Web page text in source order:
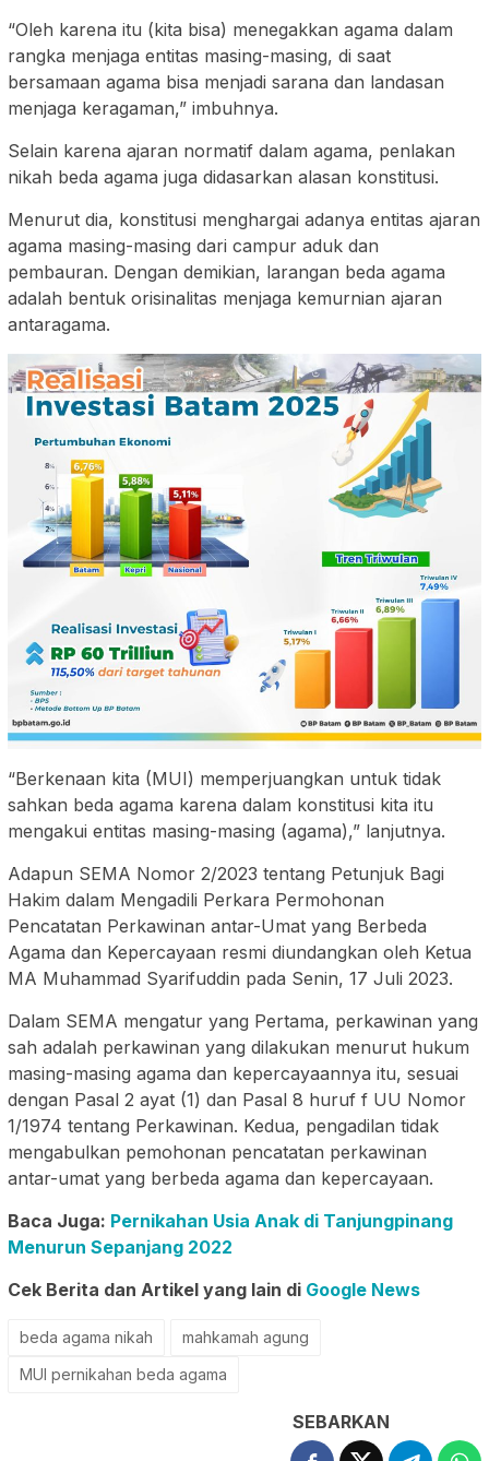
“Oleh karena itu (kita bisa) menegakkan agama dalam
rangka menjaga entitas masing-masing, di saat
bersamaan agama bisa menjadi sarana dan landasan
menjaga keragaman,” imbuhnya.
Selain karena ajaran normatif dalam agama, penlakan
nikah beda agama juga didasarkan alasan konstitusi.
Menurut dia, konstitusi menghargai adanya entitas ajaran
agama masing-masing dari campur aduk dan
pembauran. Dengan demikian, larangan beda agama
adalah bentuk orisinalitas menjaga kemurnian ajaran
antaragama.
“Berkenaan kita (MUI) memperjuangkan untuk tidak
sahkan beda agama karena dalam konstitusi kita itu
mengakui entitas masing-masing (agama),” lanjutnya.
Adapun SEMA Nomor 2/2023 tentang Petunjuk Bagi
Hakim dalam Mengadili Perkara Permohonan
Pencatatan Perkawinan antar-Umat yang Berbeda
Agama dan Kepercayaan resmi diundangkan oleh Ketua
MA Muhammad Syarifuddin pada Senin, 17 Juli 2023.
Dalam SEMA mengatur yang Pertama, perkawinan yang
sah adalah perkawinan yang dilakukan menurut hukum
masing-masing agama dan kepercayaannya itu, sesuai
dengan Pasal 2 ayat (1) dan Pasal 8 huruf f UU Nomor
1/1974 tentang Perkawinan. Kedua, pengadilan tidak
mengabulkan pemohonan pencatatan perkawinan
antar-umat yang berbeda agama dan kepercayaan.
Baca Juga: Pernikahan Usia Anak di Tanjungpinang
Menurun Sepanjang 2022
Cek Berita dan Artikel yang lain di Google News
beda agama nikah
mahkamah agung
MUI pernikahan beda agama
SEBARKAN